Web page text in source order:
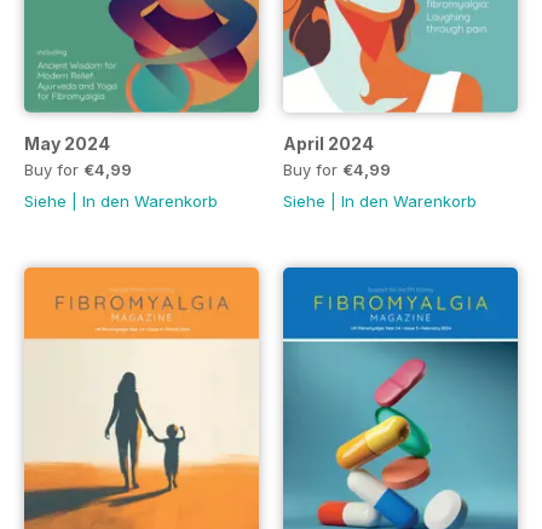
May 2024
Buy for €4,99
Siehe
In den Warenkorb
April 2024
Buy for €4,99
Siehe
In den Warenkorb